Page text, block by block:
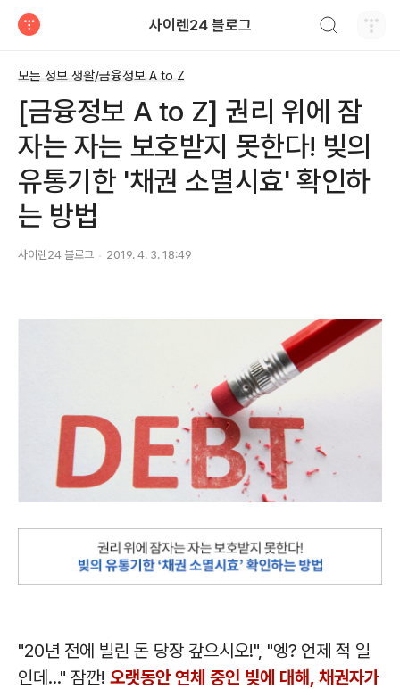
사이렌24 블로그
모든 정보 생활/금융정보 A to Z
[금융정보 A to Z] 권리 위에 잠
자는 자는 보호받지 못한다! 빚의
유통기한 '채권 소멸시효' 확인하
는 방법
사이렌24 블로그 2019. 4. 3. 18:49
"20년 전에 빌린 돈 당장 갚으시오!", "엥? 언제 적 일
인데..." 잠깐! 오랫동안 연체 중인 빚에 대해, 채권자가